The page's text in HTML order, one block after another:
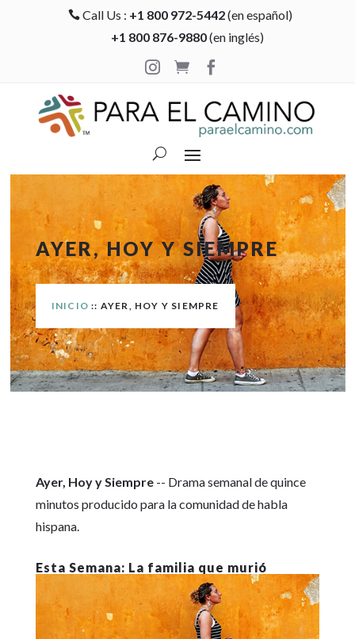
 Call Us : +1 800 972-5442(en español)
+1 800 876-9880(en inglés)

 
AYER, HOY Y SIEMPRE
INICIO :: AYER, HOY Y SIEMPRE
Ayer, Hoy y Siempre-- Drama semanal de quince
minutos producido para la comunidad de habla
hispana.
La familia que murió